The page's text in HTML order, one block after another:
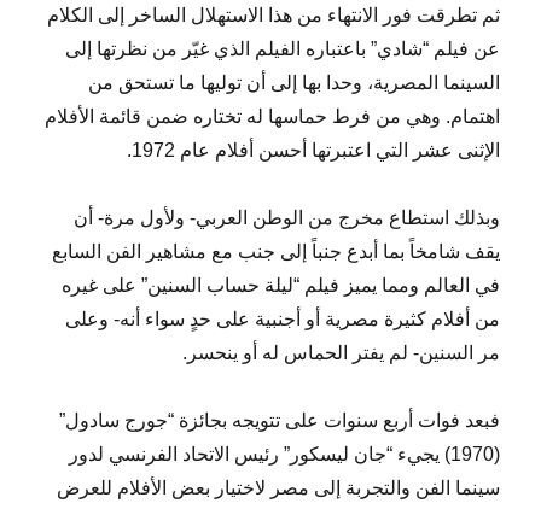
ثم تطرقت فور الانتهاء من هذا الاستهلال الساخر إلى الكلام
عن فيلم “شادي” باعتباره الفيلم الذي غيّر من نظرتها إلى
السينما المصرية، وحدا بها إلى أن توليها ما تستحق من
اهتمام. وهي من فرط حماسها له تختاره ضمن قائمة الأفلام
الإثنى عشر التي اعتبرتها أحسن أفلام عام 1972.
وبذلك استطاع مخرج من الوطن العربي- ولأول مرة- أن
يقف شامخاً بما أبدع جنباً إلى جنب مع مشاهير الفن السابع
في العالم ومما يميز فيلم “ليلة حساب السنين” على غيره
من أفلام كثيرة مصرية أو أجنبية على حدٍ سواء أنه- وعلى
مر السنين- لم يفتر الحماس له أو ينحسر.
فبعد فوات أربع سنوات على تتويجه بجائزة “جورج سادول”
(1970) يجيء “جان ليسكور” رئيس الاتحاد الفرنسي لدور
سينما الفن والتجربة إلى مصر لاختيار بعض الأفلام للعرض